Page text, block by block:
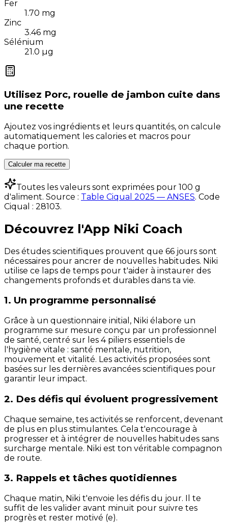
Fer
1.70 mg
Zinc
3.46 mg
Sélénium
21.0 µg
Utilisez Porc, rouelle de jambon cuite dans
une recette
Ajoutez vos ingrédients et leurs quantités, on calcule
automatiquement les calories et macros pour
chaque portion.
Calculer ma recette
Toutes les valeurs sont exprimées pour 100 g
d'aliment. Source : Table Ciqual 2025 — ANSES. Code
Ciqual : 28103.
Découvrez l'App Niki Coach
Des études scientifiques prouvent que 66 jours sont
nécessaires pour ancrer de nouvelles habitudes. Niki
utilise ce laps de temps pour t'aider à instaurer des
changements profonds et durables dans ta vie.
1. Un programme personnalisé
Grâce à un questionnaire initial, Niki élabore un
programme sur mesure conçu par un professionnel
de santé, centré sur les 4 piliers essentiels de
l'hygiène vitale : santé mentale, nutrition,
mouvement et vitalité. Les activités proposées sont
basées sur les dernières avancées scientifiques pour
garantir leur impact.
2. Des défis qui évoluent progressivement
Chaque semaine, tes activités se renforcent, devenant
de plus en plus stimulantes. Cela t'encourage à
progresser et à intégrer de nouvelles habitudes sans
surcharge mentale. Niki est ton véritable compagnon
de route.
3. Rappels et tâches quotidiennes
Chaque matin, Niki t'envoie les défis du jour. Il te
suffit de les valider avant minuit pour suivre tes
progrès et rester motivé (e).